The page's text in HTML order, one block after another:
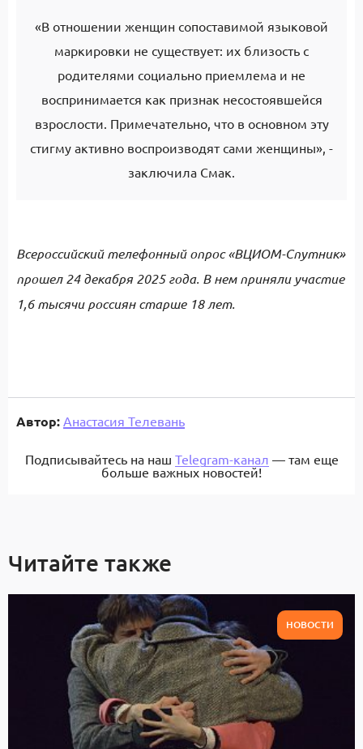
«В отношении женщин сопоставимой языковой
маркировки не существует: их близость с
родителями социально приемлема и не
воспринимается как признак несостоявшейся
взрослости. Примечательно, что в основном эту
стигму активно воспроизводят сами женщины», -
заключила Смак.
Всероссийский телефонный опрос «ВЦИОМ-Спутник»
прошел 24 декабря 2025 года. В нем приняли участие
1,6 тысячи россиян старше 18 лет.
Автор: Анастасия Телевань
Подписывайтесь на наш Telegram-канал — там еще
больше важных новостей!
Читайте также
НОВОСТИ